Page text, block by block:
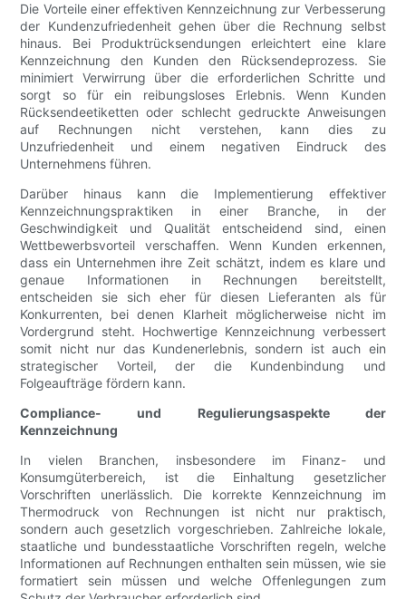
Die Vorteile einer effektiven Kennzeichnung zur Verbesserung
der Kundenzufriedenheit gehen über die Rechnung selbst
hinaus. Bei Produktrücksendungen erleichtert eine klare
Kennzeichnung den Kunden den Rücksendeprozess. Sie
minimiert Verwirrung über die erforderlichen Schritte und
sorgt so für ein reibungsloses Erlebnis. Wenn Kunden
Rücksendeetiketten oder schlecht gedruckte Anweisungen
auf Rechnungen nicht verstehen, kann dies zu
Unzufriedenheit und einem negativen Eindruck des
Unternehmens führen.
Darüber hinaus kann die Implementierung effektiver
Kennzeichnungspraktiken in einer Branche, in der
Geschwindigkeit und Qualität entscheidend sind, einen
Wettbewerbsvorteil verschaffen. Wenn Kunden erkennen,
dass ein Unternehmen ihre Zeit schätzt, indem es klare und
genaue Informationen in Rechnungen bereitstellt,
entscheiden sie sich eher für diesen Lieferanten als für
Konkurrenten, bei denen Klarheit möglicherweise nicht im
Vordergrund steht. Hochwertige Kennzeichnung verbessert
somit nicht nur das Kundenerlebnis, sondern ist auch ein
strategischer Vorteil, der die Kundenbindung und
Folgeaufträge fördern kann.
Compliance- und Regulierungsaspekte der
Kennzeichnung
In vielen Branchen, insbesondere im Finanz- und
Konsumgüterbereich, ist die Einhaltung gesetzlicher
Vorschriften unerlässlich. Die korrekte Kennzeichnung im
Thermodruck von Rechnungen ist nicht nur praktisch,
sondern auch gesetzlich vorgeschrieben. Zahlreiche lokale,
staatliche und bundesstaatliche Vorschriften regeln, welche
Informationen auf Rechnungen enthalten sein müssen, wie sie
formatiert sein müssen und welche Offenlegungen zum